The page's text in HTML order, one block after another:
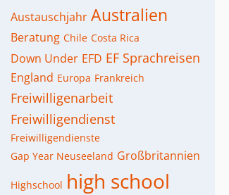
Austauschjahr Australien
Beratung Chile Costa Rica
Down Under EFD EF Sprachreisen
England Europa Frankreich
Freiwilligenarbeit
Freiwilligendienst
Freiwilligendienste
Gap Year Neuseeland Großbritannien
Highschool high school